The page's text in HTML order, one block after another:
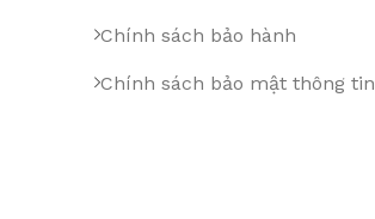
Chính sách bảo hành
Chính sách bảo mật thông tin